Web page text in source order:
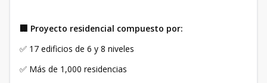
🏢 Proyecto residencial compuesto por:
✅ 17 edificios de 6 y 8 niveles
✅ Más de 1,000 residencias